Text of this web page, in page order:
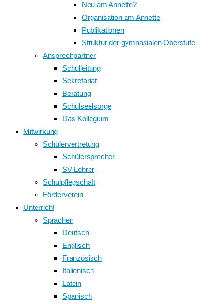
Neu am Annette?
Organisation am Annette
Publikationen
Struktur der gymnasialen Oberstufe
Ansprechpartner
Schulleitung
Sekretariat
Beratung
Schulseelsorge
Das Kollegium
Mitwirkung
Schülervertretung
Schülersprecher
SV-Lehrer
Schulpflegschaft
Förderverein
Unterricht
Sprachen
Deutsch
Englisch
Französisch
Italienisch
Latein
Spanisch